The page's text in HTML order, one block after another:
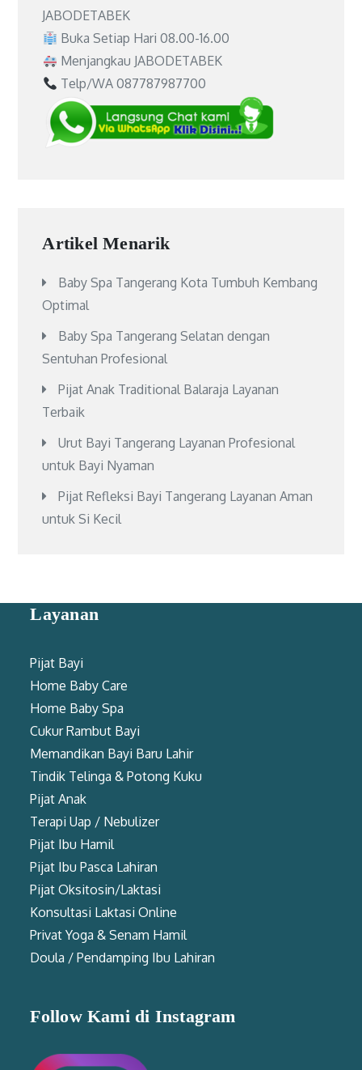
JABODETABEK
Buka Setiap Hari 08.00-16.00
Menjangkau JABODETABEK
Telp/WA 087787987700
Artikel Menarik
Baby Spa Tangerang Kota Tumbuh Kembang
Optimal
Baby Spa Tangerang Selatan dengan
Sentuhan Profesional
Pijat Anak Traditional Balaraja Layanan
Terbaik
Urut Bayi Tangerang Layanan Profesional
untuk Bayi Nyaman
Pijat Refleksi Bayi Tangerang Layanan Aman
untuk Si Kecil
Layanan
Pijat Bayi
Home Baby Care
Home Baby Spa
Cukur Rambut Bayi
Memandikan Bayi Baru Lahir
Tindik Telinga & Potong Kuku
Pijat Anak
Terapi Uap / Nebulizer
Pijat Ibu Hamil
Pijat Ibu Pasca Lahiran
Pijat Oksitosin/Laktasi
Konsultasi Laktasi Online
Privat Yoga & Senam Hamil
Doula / Pendamping Ibu Lahiran
Follow Kami di Instagram